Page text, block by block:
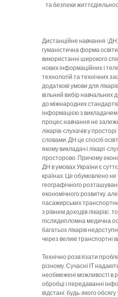
та безпеки
Дистанційне навчання
гуманістична форма
використанні широкого
нових інформаційних і
технологій та технічних
додаткові умови для
вільний вибір навчальних
до міжнародних
інформацією з
процес навчання не
лікарів-слухачів у
словами, ДН це спосіб
якому викладач і лікарі-
просторово. Причому
ДН в умовах України є
країнах. Це обумовлено не
географічного
економічного розвитку,
пасажирських
з рівнем доходів лікарів),
післядипломна медична
багатьох лікарів
через великі транспортні
Технічно розв’язати
різному. Сучасні ІТ
необмежені можливості в
обробці і передаванні
відстані, будь-якого